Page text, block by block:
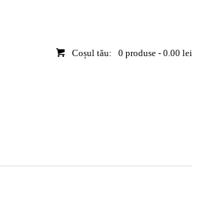
Coșul tău: 0 produse - 0.00 lei